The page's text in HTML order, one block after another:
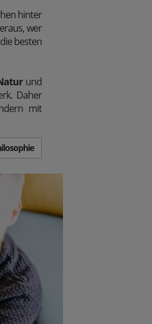
hinter
wer
besten
und
Daher
mit